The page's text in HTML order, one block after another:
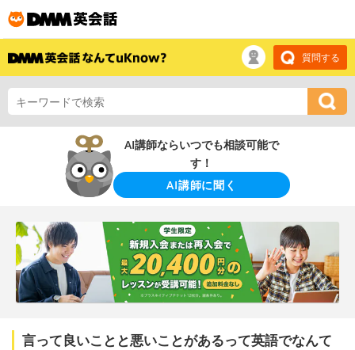
質問する
AI講師ならいつでも相談可能で
す！
AI講師に聞く
言って良いことと悪いことがあるって英語でなんて